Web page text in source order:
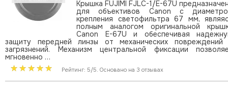
Крышка FUJIMI FJLC-1/E-67U
для объективов Canon с
крепления светофильтра 67 мм,
полным аналогом оригинальной
Canon E-67U и обеспечивая
защиту передней линзы от механических повреждений
загрязнений. Механизм центральной фиксации
мгновенно …
Рейтинг: 5/5. Основано на 3 отзывах